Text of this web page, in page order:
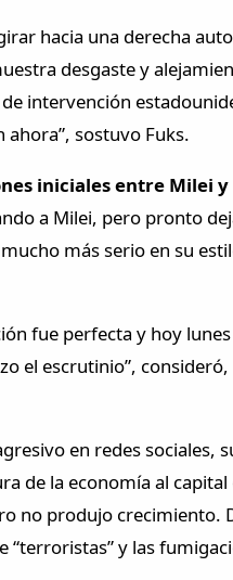
hacia una derecha
desgaste y
intervención
sostuvo Fuks.
iniciales entre Milei
a Milei, pero pronto
más serio en su
fue perfecta y hoy
el escrutinio”,
en redes sociales,
de la economía al
no produjo crecimiento.
y las